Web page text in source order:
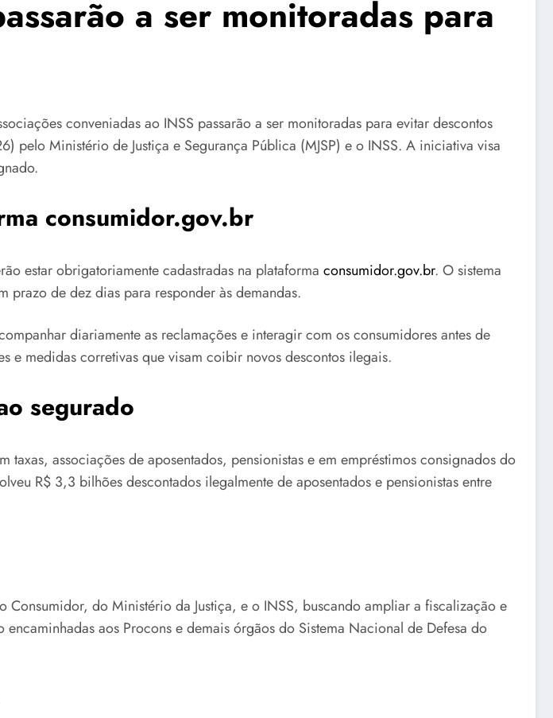
a ser monitoradas para
conveniadas ao INSS passarão a ser monitoradas para evitar descontos
Ministério de Justiça e Segurança Pública (MJSP) e o INSS. A iniciativa visa
consumidor.gov.br
estar obrigatoriamente cadastradas na plataforma consumidor.gov.br. O sistema
prazo de dez dias para responder às demandas.
diariamente as reclamações e interagir com os consumidores antes de
e medidas corretivas que visam coibir novos descontos ilegais.
segurado
associações de aposentados, pensionistas e em empréstimos consignados do
R$ 3,3 bilhões descontados ilegalmente de aposentados e pensionistas entre
do Ministério da Justiça, e o INSS, buscando ampliar a fiscalização e
aos Procons e demais órgãos do Sistema Nacional de Defesa do